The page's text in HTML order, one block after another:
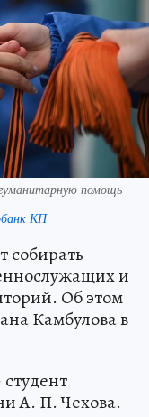
помощь
КП
собирать
и
Об этом
Камбулова в
А. П. Чехова.